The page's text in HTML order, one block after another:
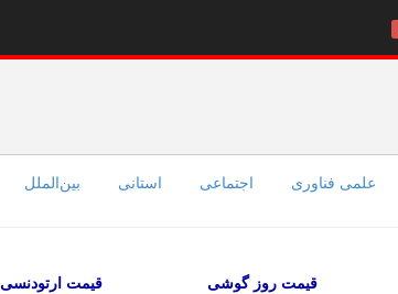
علمی فناوری اجتماعی استانی بین‌الملل
قیمت روز گوشی
قیمت ارتودنسی